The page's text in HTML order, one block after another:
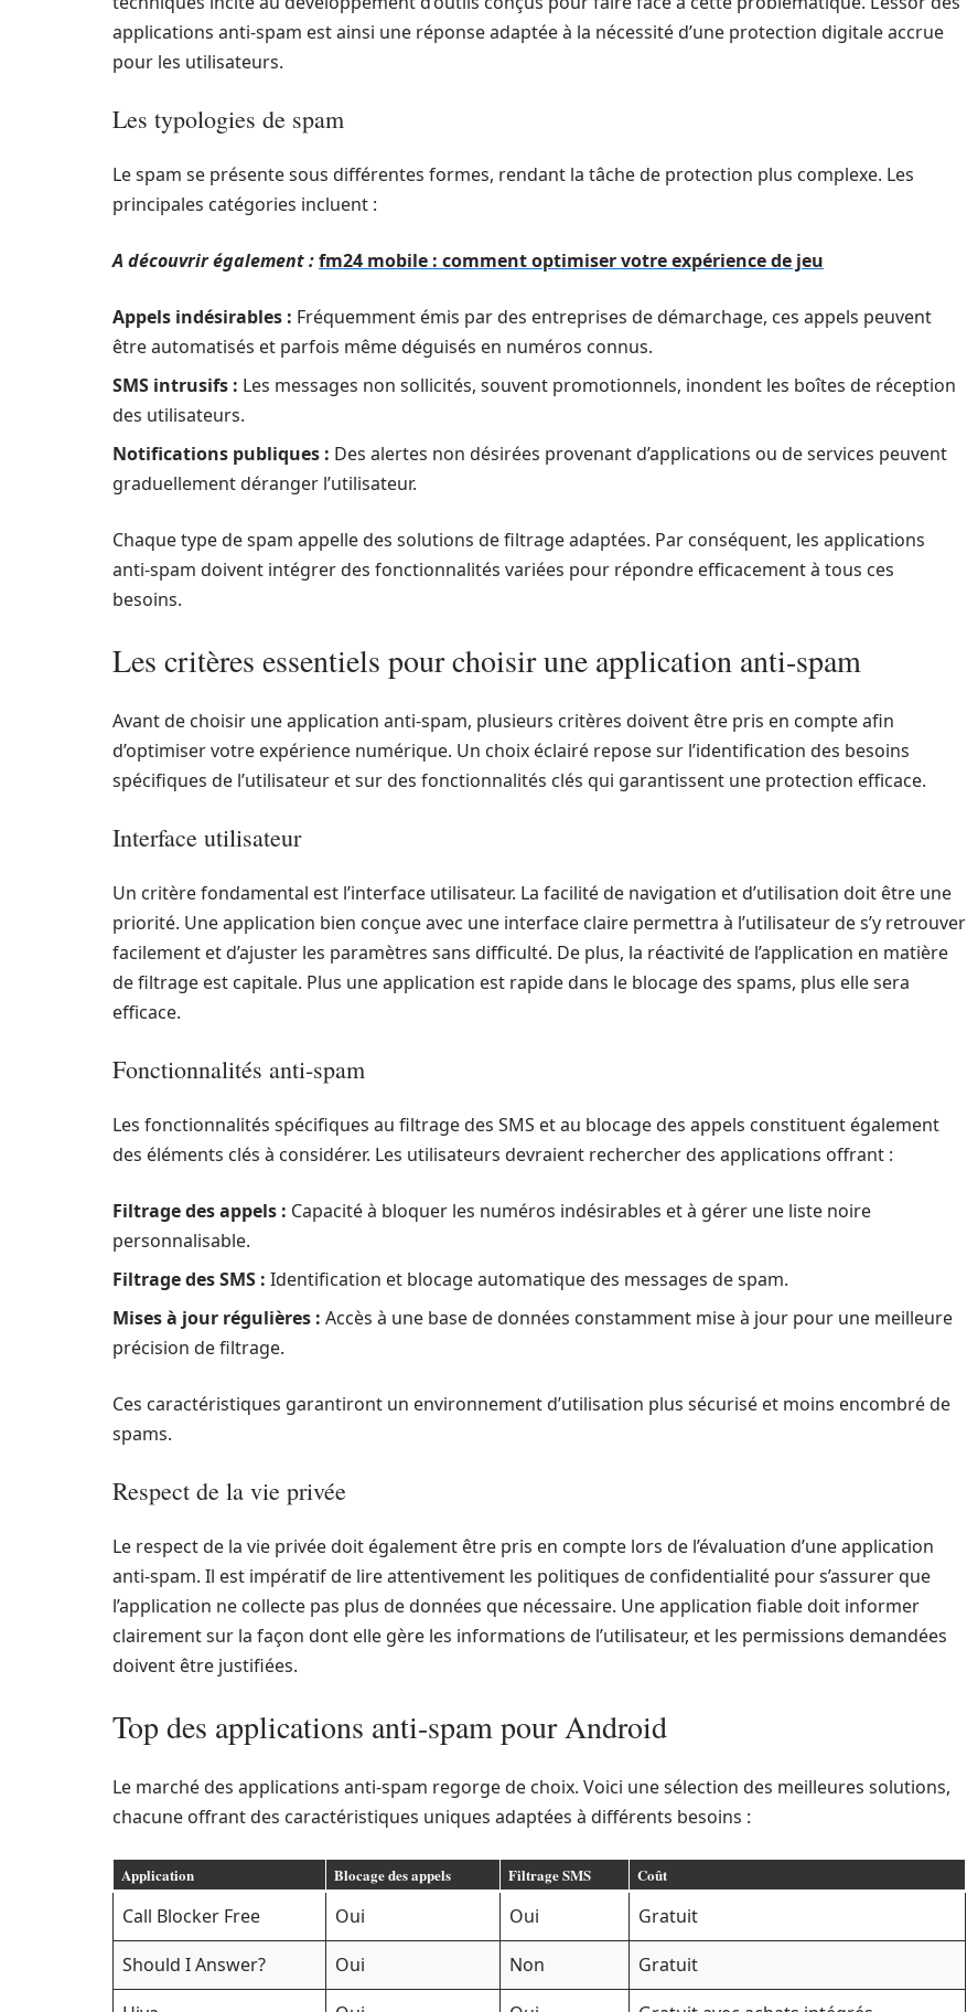
applications anti-spam est ainsi une réponse adaptée à la nécessité d’une protection digitale accrue
pour les utilisateurs.
Les typologies de spam
Le spam se présente sous différentes formes, rendant la tâche de protection plus complexe. Les
principales catégories incluent :
A découvrir également :fm24 mobile : comment optimiser votre expérience de jeu
Appels indésirables : Fréquemment émis par des entreprises de démarchage, ces appels peuvent
être automatisés et parfois même déguisés en numéros connus.
SMS intrusifs : Les messages non sollicités, souvent promotionnels, inondent les boîtes de réception
des utilisateurs.
Notifications publiques : Des alertes non désirées provenant d’applications ou de services peuvent
graduellement déranger l’utilisateur.
Chaque type de spam appelle des solutions de filtrage adaptées. Par conséquent, les applications
anti-spam doivent intégrer des fonctionnalités variées pour répondre efficacement à tous ces
besoins.
Les critères essentiels pour choisir une application anti-spam
Avant de choisir une application anti-spam, plusieurs critères doivent être pris en compte afin
d’optimiser votre expérience numérique. Un choix éclairé repose sur l’identification des besoins
spécifiques de l’utilisateur et sur des fonctionnalités clés qui garantissent une protection efficace.
Interface utilisateur
Un critère fondamental est l’interface utilisateur. La facilité de navigation et d’utilisation doit être une
priorité. Une application bien conçue avec une interface claire permettra à l’utilisateur de s’y retrouver
facilement et d’ajuster les paramètres sans difficulté. De plus, la réactivité de l’application en matière
de filtrage est capitale. Plus une application est rapide dans le blocage des spams, plus elle sera
efficace.
Fonctionnalités anti-spam
Les fonctionnalités spécifiques au filtrage des SMS et au blocage des appels constituent également
des éléments clés à considérer. Les utilisateurs devraient rechercher des applications offrant :
Filtrage des appels : Capacité à bloquer les numéros indésirables et à gérer une liste noire
personnalisable.
Filtrage des SMS : Identification et blocage automatique des messages de spam.
Mises à jour régulières : Accès à une base de données constamment mise à jour pour une meilleure
précision de filtrage.
Ces caractéristiques garantiront un environnement d’utilisation plus sécurisé et moins encombré de
spams.
Respect de la vie privée
Le respect de la vie privée doit également être pris en compte lors de l’évaluation d’une application
anti-spam. Il est impératif de lire attentivement les politiques de confidentialité pour s’assurer que
l’application ne collecte pas plus de données que nécessaire. Une application fiable doit informer
clairement sur la façon dont elle gère les informations de l’utilisateur, et les permissions demandées
doivent être justifiées.
Top des applications anti-spam pour Android
Le marché des applications anti-spam regorge de choix. Voici une sélection des meilleures solutions,
chacune offrant des caractéristiques uniques adaptées à différents besoins :
Application Blocage des appels Filtrage SMS Coût
Call Blocker Free Oui Oui
Gratuit
Should I Answer?
Oui Non
Gratuit